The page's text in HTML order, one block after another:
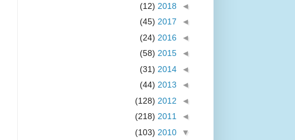
◄
2018
(12)
◄
2017
(45)
◄
2016
(24)
◄
2015
(58)
◄
2014
(31)
◄
2013
(44)
◄
2012
(128)
◄
2011
(218)
▼
2010
(103)